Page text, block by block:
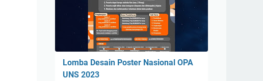
Lomba Desain Poster Nasional OPA
UNS 2023